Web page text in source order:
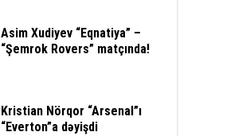
Asim Xudiyev “Eqnatiya” –
“Şemrok Rovers” matçında!
Kristian Nörqor “Arsenal”ı
“Everton”a dəyişdi